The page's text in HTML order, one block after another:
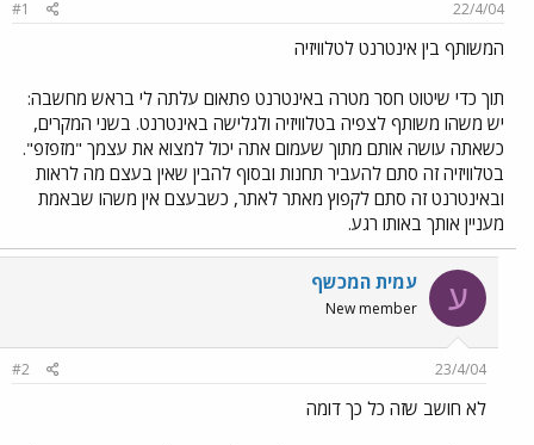
ש
א
ר
22/4/04
#1
המשותף בין אינטרנט לטלוויזיה
תוך כדי שיטוט חסר מטרה באינטרנט פתאום עלתה לי בראש מחשבה:
יש משהו משותף לצפיה בטלוויזיה ולגלישה באינטרנט. בשני המקרים,
כשאתה עושה אותם מתוך שעמום אתה יכול למצוא את עצמך "מזפזפ".
בטלוויזיה זה סתם להעביר תחנות ובסוף להבין שאין בעצם מה לראות
ובאינטרנט זה סתם לקפוץ מאתר לאתר, כשבעצם אין משהו שבאמת
מעניין אותך באותו רגע.
ע עמית המכשף
New member
23/4/04
#2
לא חושב שזה כל כך דומה